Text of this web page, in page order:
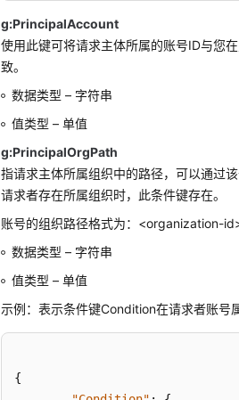
g:PrincipalAccount
使用此键可将请求主体所属的账号ID与您
致。
数据类型 – 字符串
值类型 – 单值
g:PrincipalOrgPath
指请求主体所属组织中的路径，可以通过
请求者存在所属组织时，此条件键存在。
账号的组织路径格式为：<organization-
数据类型 – 字符串
值类型 – 单值
示例：表示条件键Condition在请求者账号
{